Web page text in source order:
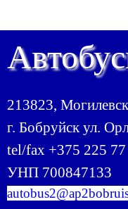
213823,
г. Бобруйск ул.
tel/fax +375 225
УНП 700847133